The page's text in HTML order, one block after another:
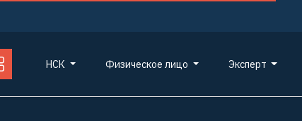
НСК Физическое лицо Эксперт